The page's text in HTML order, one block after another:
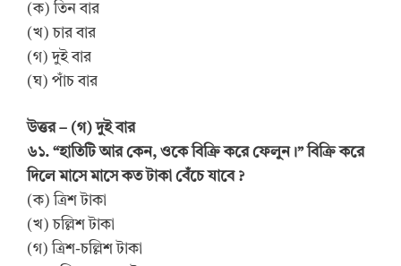
(ক) তিন বার
(খ) চার বার
(গ) দুই বার
(ঘ) পাঁচ বার
উত্তর – (গ) দুই বার
৬১. “হাতিটি আর কেন, ওকে বিক্রি করে ফেলুন।” বিক্রি করে
দিলে মাসে মাসে কত টাকা বেঁচে যাবে ?
(ক) ত্রিশ টাকা
(খ) চল্লিশ টাকা
(গ) ত্রিশ-চল্লিশ টাকা